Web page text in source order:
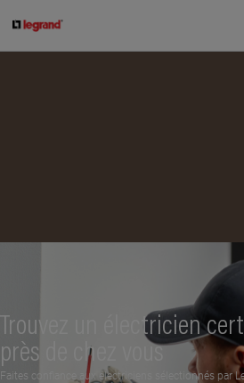
Trouvez un électricien
près de chez vous
Faites confiance aux électriciens sélectionnés par